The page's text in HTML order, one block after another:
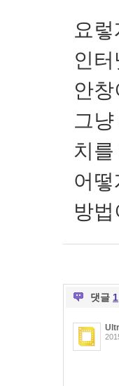
요
인
안
그
치
어
방
댓글 1